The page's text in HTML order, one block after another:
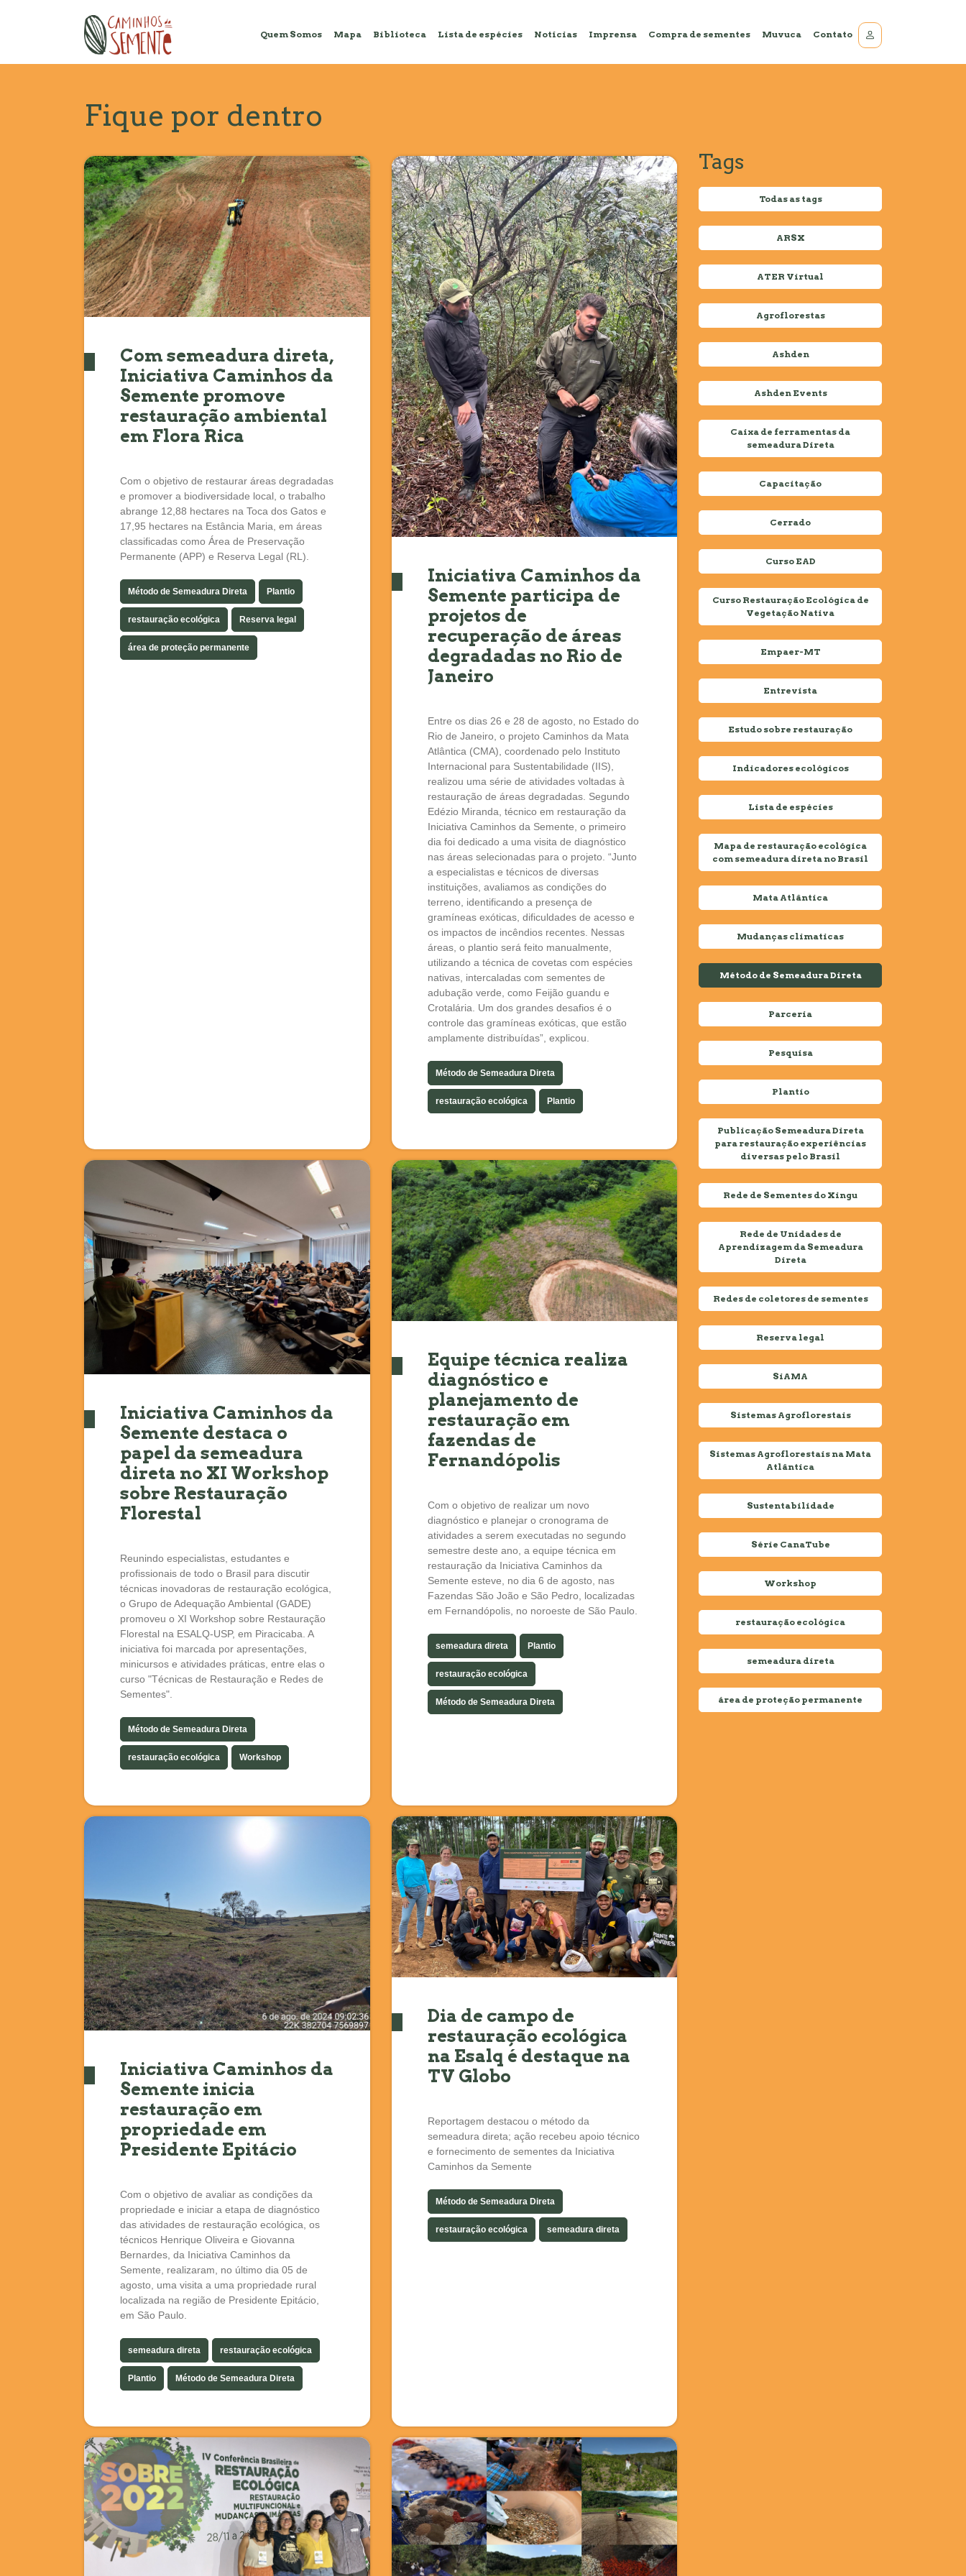
Quem Somos Mapa Biblioteca Lista de espécies Notícias Imprensa Compra de sementes Muvuca Contato
Fique por dentro
Com semeadura direta,
Iniciativa Caminhos da
Semente promove
restauração ambiental
em Flora Rica
Com o objetivo de restaurar áreas degradadas
e promover a biodiversidade local, o trabalho
abrange 12,88 hectares na Toca dos Gatos e
17,95 hectares na Estância Maria, em áreas
classificadas como Área de Preservação
Permanente (APP) e Reserva Legal (RL).
Método de Semeadura Direta Plantio
restauração ecológica Reserva legal
área de proteção permanente
Iniciativa Caminhos da
Semente participa de
projetos de
recuperação de áreas
degradadas no Rio de
Janeiro
Entre os dias 26 e 28 de agosto, no Estado do
Rio de Janeiro, o projeto Caminhos da Mata
Atlântica (CMA), coordenado pelo Instituto
Internacional para Sustentabilidade (IIS),
realizou uma série de atividades voltadas à
restauração de áreas degradadas. Segundo
Edézio Miranda, técnico em restauração da
Iniciativa Caminhos da Semente, o primeiro
dia foi dedicado a uma visita de diagnóstico
nas áreas selecionadas para o projeto. “Junto
a especialistas e técnicos de diversas
instituições, avaliamos as condições do
terreno, identificando a presença de
gramíneas exóticas, dificuldades de acesso e
os impactos de incêndios recentes. Nessas
áreas, o plantio será feito manualmente,
utilizando a técnica de covetas com espécies
nativas, intercaladas com sementes de
adubação verde, como Feijão guandu e
Crotalária. Um dos grandes desafios é o
controle das gramíneas exóticas, que estão
amplamente distribuídas”, explicou.
Método de Semeadura Direta
restauração ecológica Plantio
Iniciativa Caminhos da
Semente destaca o
papel da semeadura
direta no XI Workshop
sobre Restauração
Florestal
Reunindo especialistas, estudantes e
profissionais de todo o Brasil para discutir
técnicas inovadoras de restauração ecológica,
o Grupo de Adequação Ambiental (GADE)
promoveu o XI Workshop sobre Restauração
Florestal na ESALQ-USP, em Piracicaba. A
iniciativa foi marcada por apresentações,
minicursos e atividades práticas, entre elas o
curso "Técnicas de Restauração e Redes de
Sementes".
Método de Semeadura Direta
restauração ecológica Workshop
Equipe técnica realiza
diagnóstico e
planejamento de
restauração em
fazendas de
Fernandópolis
Com o objetivo de realizar um novo
diagnóstico e planejar o cronograma de
atividades a serem executadas no segundo
semestre deste ano, a equipe técnica em
restauração da Iniciativa Caminhos da
Semente esteve, no dia 6 de agosto, nas
Fazendas São João e São Pedro, localizadas
em Fernandópolis, no noroeste de São Paulo.
semeadura direta Plantio
restauração ecológica
Método de Semeadura Direta
Iniciativa Caminhos da
Semente inicia
restauração em
propriedade em
Presidente Epitácio
Com o objetivo de avaliar as condições da
propriedade e iniciar a etapa de diagnóstico
das atividades de restauração ecológica, os
técnicos Henrique Oliveira e Giovanna
Bernardes, da Iniciativa Caminhos da
Semente, realizaram, no último dia 05 de
agosto, uma visita a uma propriedade rural
localizada na região de Presidente Epitácio,
em São Paulo.
semeadura direta restauração ecológica
Plantio Método de Semeadura Direta
Dia de campo de
restauração ecológica
na Esalq é destaque na
TV Globo
Reportagem destacou o método da
semeadura direta; ação recebeu apoio técnico
e fornecimento de sementes da Iniciativa
Caminhos da Semente
Método de Semeadura Direta
restauração ecológica semeadura direta
Tags
Todas as tags
ARSX
ATER Virtual
Agroflorestas
Ashden
Ashden Events
Caixa de ferramentas da
semeadura Direta
Capacitação
Cerrado
Curso EAD
Curso Restauração Ecológica de
Vegetação Nativa
Empaer-MT
Entrevista
Estudo sobre restauração
Indicadores ecológicos
Lista de espécies
Mapa de restauração ecológica
com semeadura direta no Brasil
Mata Atlântica
Mudanças climaticas
Método de Semeadura Direta
Parceria
Pesquisa
Plantio
Publicação Semeadura Direta
para restauração experiências
diversas pelo Brasil
Rede de Sementes do Xingu
Rede de Unidades de
Aprendizagem da Semeadura
Direta
Redes de coletores de sementes
Reserva legal
SiAMA
Sistemas Agroflorestais
Sistemas Agroflorestais na Mata
Atlântica
Sustentabilidade
Série CanaTube
Workshop
restauração ecológica
semeadura direta
área de proteção permanente